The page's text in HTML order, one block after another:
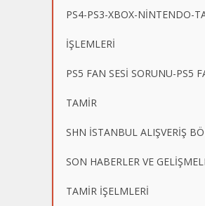
PS4-PS3-XBOX-NİNTENDO-
İŞLEMLERİ
PS5 FAN SESİ SORUNU-PS5
TAMİR
SHN İSTANBUL ALIŞVERİŞ
SON HABERLER VE
TAMİR İŞELMLERİ